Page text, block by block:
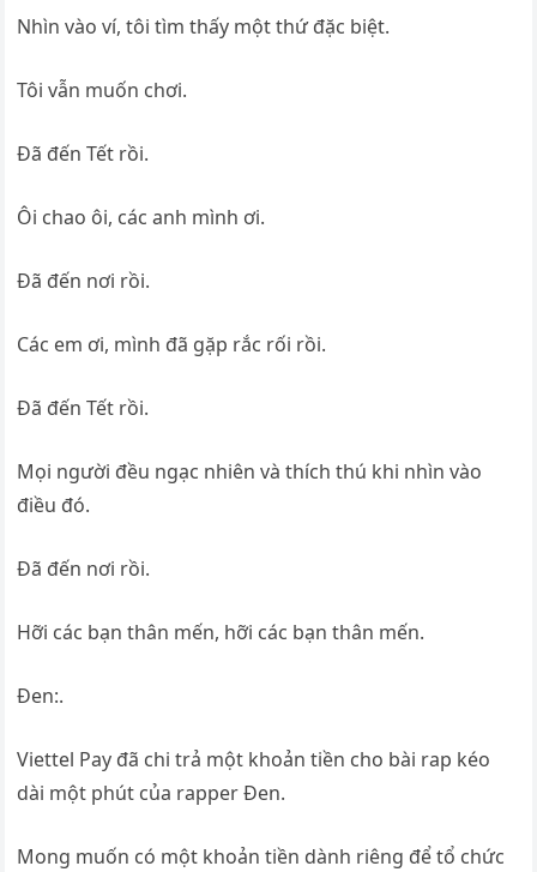
Nhìn vào ví, tôi tìm thấy một thứ đặc biệt.
Tôi vẫn muốn chơi.
Đã đến Tết rồi.
Ôi chao ôi, các anh mình ơi.
Đã đến nơi rồi.
Các em ơi, mình đã gặp rắc rối rồi.
Đã đến Tết rồi.
Mọi người đều ngạc nhiên và thích thú khi nhìn vào
điều đó.
Đã đến nơi rồi.
Hỡi các bạn thân mến, hỡi các bạn thân mến.
Đen:.
Viettel Pay đã chi trả một khoản tiền cho bài rap kéo
dài một phút của rapper Đen.
Mong muốn có một khoản tiền dành riêng để tổ chức